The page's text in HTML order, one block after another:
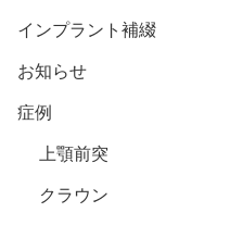
インプラント補綴
お知らせ
症例
上顎前突
クラウン